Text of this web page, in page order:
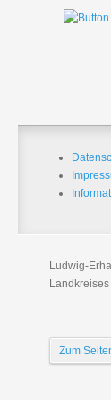
Ludwig-
Zum